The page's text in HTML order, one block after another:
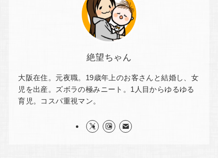
絶望ちゃん
大阪在住。元夜職。19歳年上のお客さんと結婚し、女
児を出産。ズボラの極みニート。1人目からゆるゆる
育児。コスパ重視マン。